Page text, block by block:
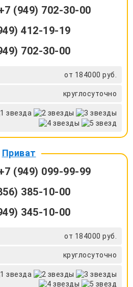
(949) 702-30-00
412-19-19
702-30-00
от 184000 руб.
круглосуточно
Приват
(949) 099-99-99
385-10-00
345-10-00
от 184000 руб.
круглосуточно